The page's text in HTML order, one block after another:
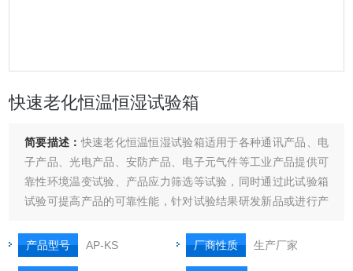
快速老化恒温恒湿试验箱
简要描述：快速老化恒温恒湿试验箱适用于各种通讯产品、电
子产品、光电产品、安防产品、电子元气件等工业产品提供可
靠性环境温变试验、产品应力筛选等试验，同时通过此试验箱
试验可提高产品的可靠性能，针对试验结果研发新品或进行产
箱是航空、船舶、汽车、电子、家电、通讯、科研等领域**的
试验设备，考核和确定此类产品在进行温湿度变化快速变化环
产品型号 AP-KS 厂商性质 生产厂家